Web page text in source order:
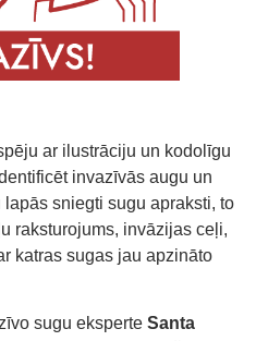
ar ilustrāciju un kodolīgu
invazīvās augu un
sniegti sugu apraksti, to
raksturojums, invāzijas ceļi,
katras sugas jau apzināto
sugu eksperte Santa